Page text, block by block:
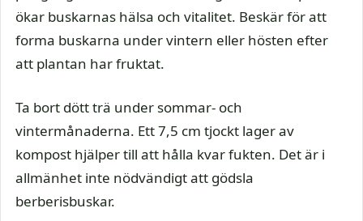
ökar buskarnas hälsa och vitalitet. Beskär för att
forma buskarna under vintern eller hösten efter
att plantan har fruktat.
Ta bort dött trä under sommar- och
vintermånaderna. Ett 7,5 cm tjockt lager av
kompost hjälper till att hålla kvar fukten. Det är i
allmänhet inte nödvändigt att gödsla
berberisbuskar.